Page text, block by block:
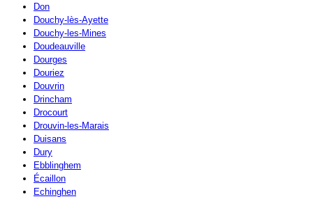
Don
Douchy-lès-Ayette
Douchy-les-Mines
Doudeauville
Dourges
Douriez
Douvrin
Drincham
Drocourt
Drouvin-les-Marais
Duisans
Dury
Ebblinghem
Écaillon
Echinghen